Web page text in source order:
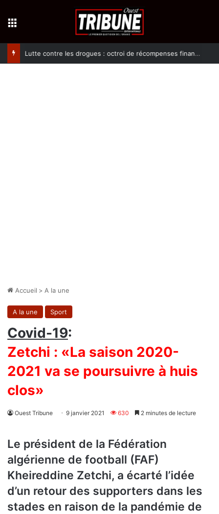
Lutte contre les drogues : octroi de récompenses financières aux dénonciateurs de trafiquants
Accueil > A la une
A la une Sport
Covid-19:
Zetchi : «La saison 2020-
2021 va se poursuivre à huis
clos»
Ouest Tribune 9 janvier 2021 630 2 minutes de lecture
Le président de la Fédération
algérienne de football (FAF)
Kheireddine Zetchi, a écarté l’idée
d’un retour des supporters dans les
stades en raison de la pandémie de